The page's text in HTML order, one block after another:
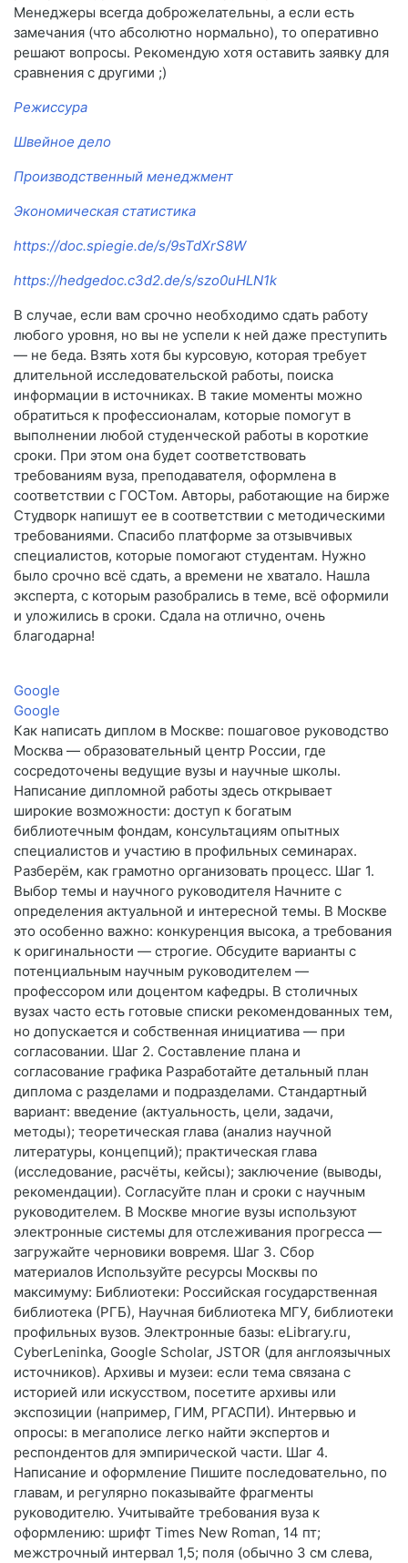
Менеджеры всегда доброжелательны, а если есть
замечания (что абсолютно нормально), то оперативно
решают вопросы. Рекомендую хотя оставить заявку для
сравнения с другими ;)
Режиссура
Швейное дело
Производственный менеджмент
Экономическая статистика
https://doc.spiegie.de/s/9sTdXrS8W
https://hedgedoc.c3d2.de/s/szo0uHLN1k
В случае, если вам срочно необходимо сдать работу
любого уровня, но вы не успели к ней даже преступить
— не беда. Взять хотя бы курсовую, которая требует
длительной исследовательской работы, поиска
информации в источниках. В такие моменты можно
обратиться к профессионалам, которые помогут в
выполнении любой студенческой работы в короткие
сроки. При этом она будет соответствовать
требованиям вуза, преподавателя, оформлена в
соответствии с ГОСТом. Авторы, работающие на бирже
Студворк напишут ее в соответствии с методическими
требованиями. Спасибо платформе за отзывчивых
специалистов, которые помогают студентам. Нужно
было срочно всё сдать, а времени не хватало. Нашла
эксперта, с которым разобрались в теме, всё оформили
и уложились в сроки. Сдала на отлично, очень
благодарна!
Google
Google
Как написать диплом в Москве: пошаговое руководство
Москва — образовательный центр России, где
сосредоточены ведущие вузы и научные школы.
Написание дипломной работы здесь открывает
широкие возможности: доступ к богатым
библиотечным фондам, консультациям опытных
специалистов и участию в профильных семинарах.
Разберём, как грамотно организовать процесс. Шаг 1.
Выбор темы и научного руководителя Начните с
определения актуальной и интересной темы. В Москве
это особенно важно: конкуренция высока, а требования
к оригинальности — строгие. Обсудите варианты с
потенциальным научным руководителем —
профессором или доцентом кафедры. В столичных
вузах часто есть готовые списки рекомендованных тем,
но допускается и собственная инициатива — при
согласовании. Шаг 2. Составление плана и
согласование графика Разработайте детальный план
диплома с разделами и подразделами. Стандартный
вариант: введение (актуальность, цели, задачи,
методы); теоретическая глава (анализ научной
литературы, концепций); практическая глава
(исследование, расчёты, кейсы); заключение (выводы,
рекомендации). Согласуйте план и сроки с научным
руководителем. В Москве многие вузы используют
электронные системы для отслеживания прогресса —
загружайте черновики вовремя. Шаг 3. Сбор
материалов Используйте ресурсы Москвы по
максимуму: Библиотеки: Российская государственная
библиотека (РГБ), Научная библиотека МГУ, библиотеки
профильных вузов. Электронные базы: eLibrary.ru,
CyberLeninka, Google Scholar, JSTOR (для англоязычных
источников). Архивы и музеи: если тема связана с
историей или искусством, посетите архивы или
экспозиции (например, ГИМ, РГАСПИ). Интервью и
опросы: в мегаполисе легко найти экспертов и
респондентов для эмпирической части. Шаг 4.
Написание и оформление Пишите последовательно, по
главам, и регулярно показывайте фрагменты
руководителю. Учитывайте требования вуза к
оформлению: шрифт Times New Roman, 14 пт;
межстрочный интервал 1,5; поля (обычно 3 см слева,